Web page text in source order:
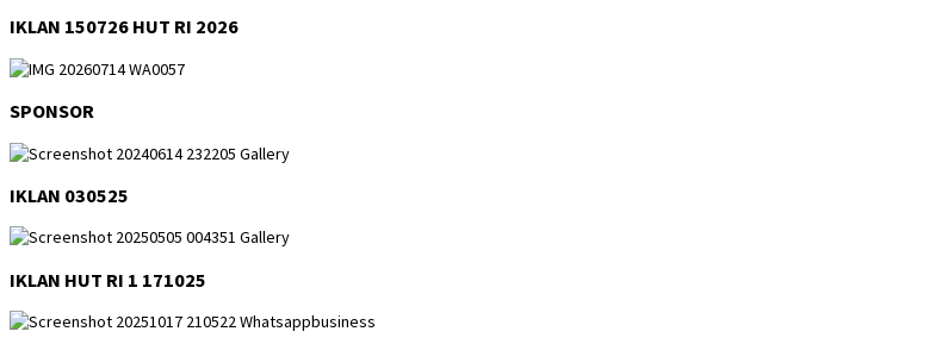
IKLAN 150726 HUT RI 2026
SPONSOR
IKLAN 030525
IKLAN HUT RI 1 171025